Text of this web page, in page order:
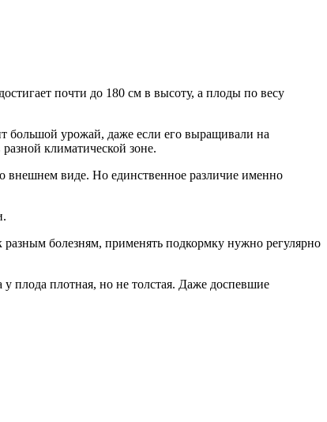
почти до 180 см в высоту, а плоды по весу
большой урожай, даже если его выращивали на
климатической зоне.
внешнем виде. Но единственное различие именно
разным болезням, применять подкормку нужно регулярно
плода плотная, но не толстая. Даже доспевшие